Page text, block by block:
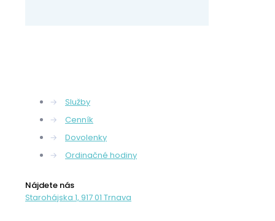
→
Služby
→
Cenník
→
Dovolenky
→
Ordinačné hodiny
Nájdete nás
Starohájska 1, 917 01 Trnava